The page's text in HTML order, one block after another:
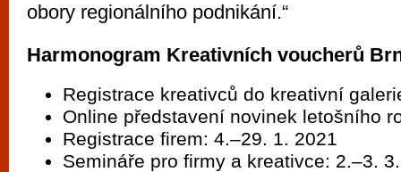
obory regionálního podnikání.“
Harmonogram Kreativních voucherů
Registrace kreativců do kreativní
Online představení novinek letošního
Registrace firem: 4.–29. 1. 2021
Semináře pro firmy a kreativce: 2.–3.